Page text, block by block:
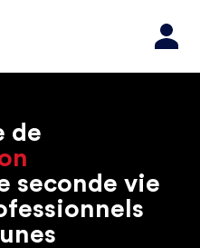
de
seconde vie